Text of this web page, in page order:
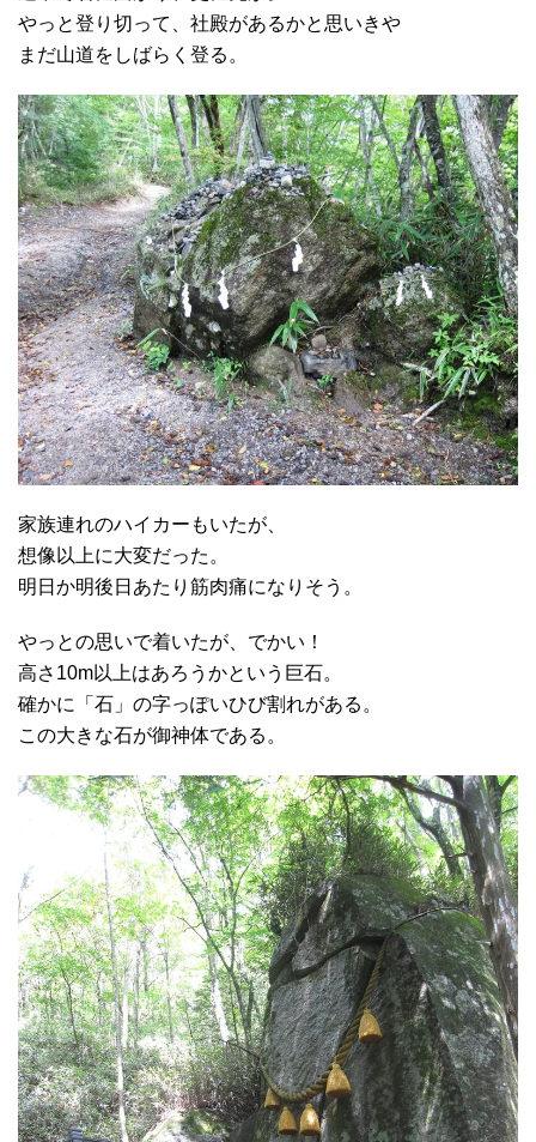
やっと登り切って、社殿があるかと思いきや
まだ山道をしばらく登る。
家族連れのハイカーもいたが、
想像以上に大変だった。
明日か明後日あたり筋肉痛になりそう。
やっとの思いで着いたが、でかい！
高さ10m以上はあろうかという巨石。
確かに「石」の字っぽいひび割れがある。
この大きな石が御神体である。